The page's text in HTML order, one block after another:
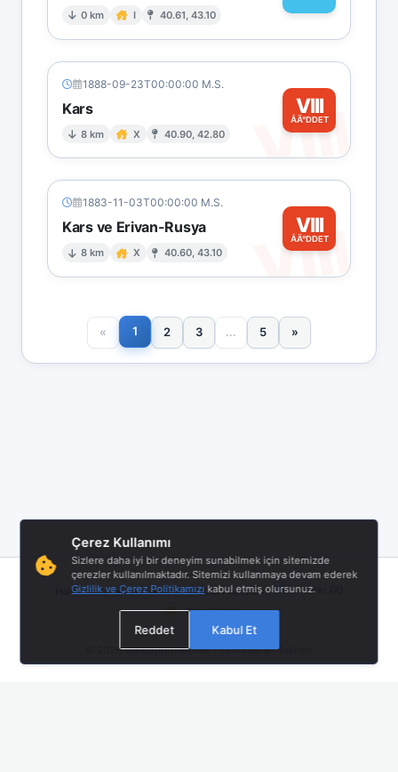
0 km I 40.61, 43.10
1888-09-23T00:00:00 M.S.
Kars
8 km X 40.90, 42.80
VIII
ÅÄ°DDET
VIII
1883-11-03T00:00:00 M.S.
Kars ve Erivan-Rusya
8 km X 40.60, 43.10
VIII
ÅÄ°DDET
VIII
« 1 2 3 ... 5 »
Hakkımızda|Hizmet Åartları|Gizlilik Politikası |
Twitter (X)
Bize Ulaşın
© 2026sondepremler.net- Tüm Hakları Saklıdır.
Çerez Kullanımı
Sizlere daha iyi bir deneyim sunabilmek için sitemizde
çerezler kullanılmaktadır. Sitemizi kullanmaya devam ederek
Gizlilik ve Çerez Politikamızı kabul etmiş olursunuz.
Reddet Kabul Et